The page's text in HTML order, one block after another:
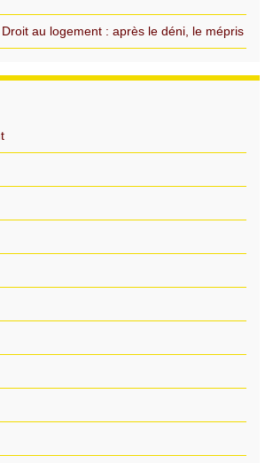
Droit au logement : après le déni, le mépris